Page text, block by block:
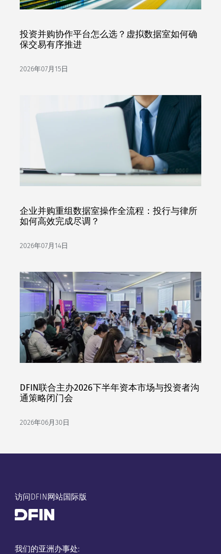
投资并购协作平台怎么选？虚拟数据室如何确
保交易有序推进
2026年07月15日
企业并购重组数据室操作全流程：投行与律所
如何高效完成尽调？
2026年07月14日
DFIN联合主办2026下半年资本市场与投资者沟
通策略闭门会
2026年06月30日
访问DFIN网站国际版
我们的亚洲办事处: